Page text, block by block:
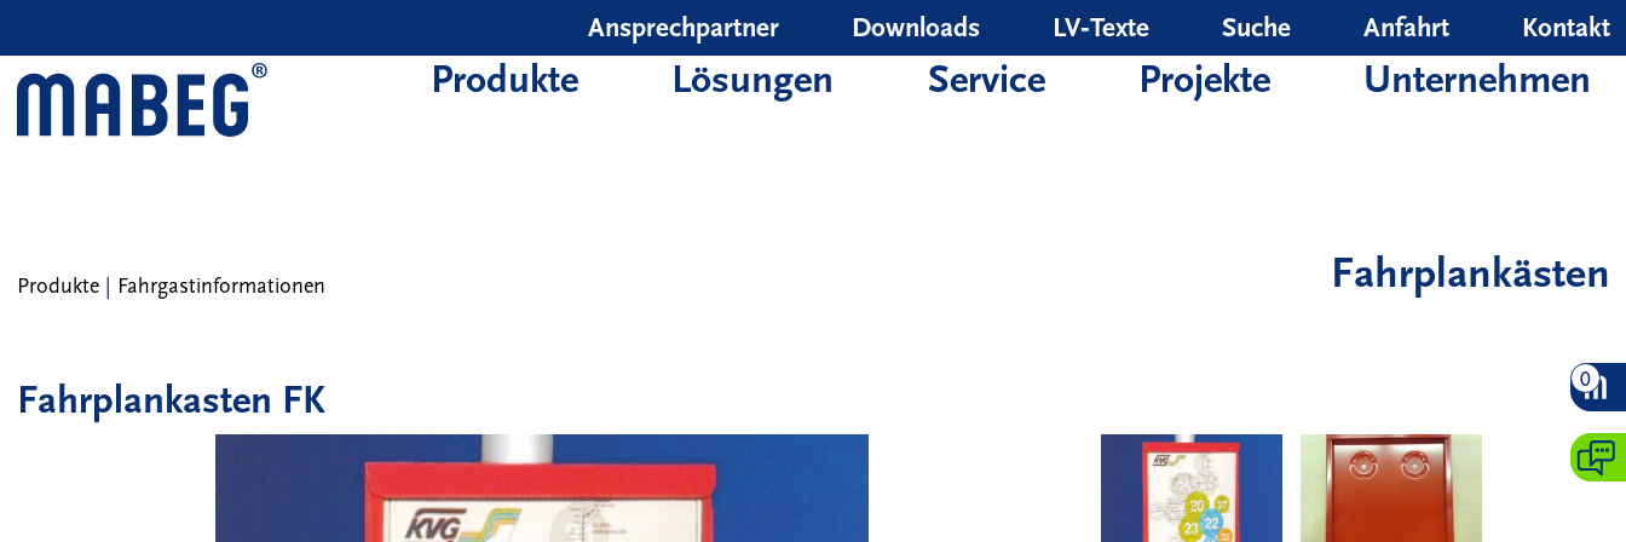
Ansprechpartner Downloads LV‑Texte Suche Anfahrt Kontakt
Produkte Lösungen Service Projekte Unternehmen
Produkte| Fahrgastinformationen Fahrplankästen
Fahrplankasten FK 0